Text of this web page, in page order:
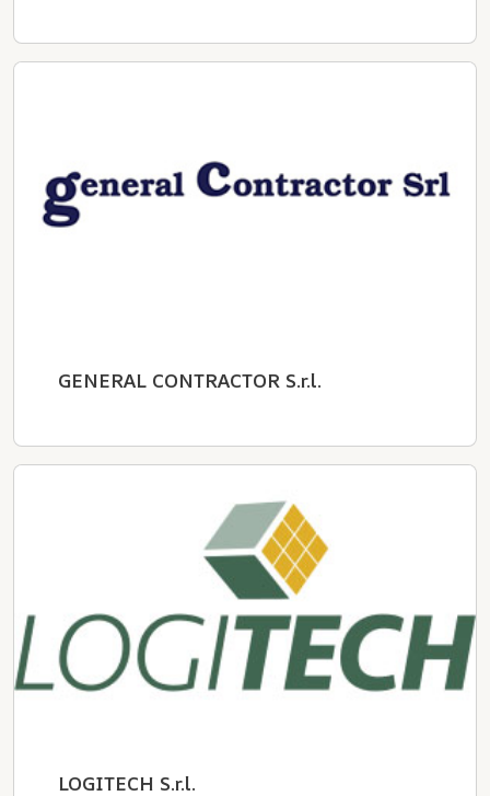
GENERAL CONTRACTOR S.r.l.
LOGITECH S.r.l.